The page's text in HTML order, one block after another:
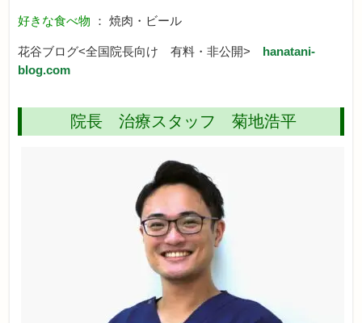
好きな食べ物 ： 焼肉・ビール
花谷ブログ<全国院長向け 有料・非公開> hanatani-
blog.com
院長 治療スタッフ 菊地浩平